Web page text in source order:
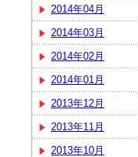
2014年04月
2014年03月
2014年02月
2014年01月
2013年12月
2013年11月
2013年10月